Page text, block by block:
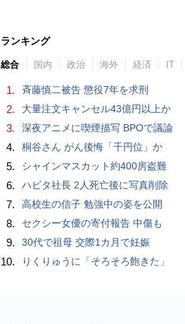
ランキング
総合 国内 政治 海外 経済 IT
1. 斉藤慎二被告 懲役7年を求刑
2. 大量注文キャンセル43億円以上か
3. 深夜アニメに喫煙描写 BPOで議論
4. 桐谷さん がん後悔「千円位」か
5. シャインマスカット約400房盗難
6. ハビタ社長 2人死亡後に写真削除
7. 高校生の信子 勉強中の姿を公開
8. セクシー女優の寄付報告 中傷も
9. 30代で祖母 交際1カ月で妊娠
10. りくりゅうに「そろそろ飽きた」